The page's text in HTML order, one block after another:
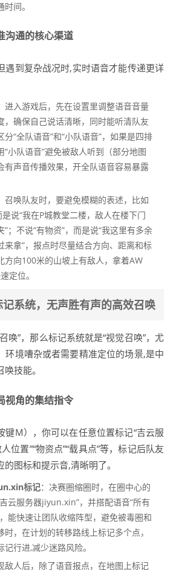
间。
沟通的核心渠道
遇到复杂战况时,实时语音才能传递更详
进入游戏后，先在设置里调整语音音量
，确保自己说话清晰，同时能听清队友
分“全队语音”和“小队语音”，如果是四排
“小队语音”避免被敌人听到（部分地图
有声音传播效果，开全队语音容易暴露
召唤队友时，要避免模糊的表述，比如
是说“我在P城教堂二楼，敌人在楼下门
”；不说“有物资”，而是说“我这里有多余
来拿”，报点时尽量结合方向、距离和标
方向100米的山坡上有敌人，拿着AW
定位。
系统，无声胜有声的高效召唤
唤”，那么标记系统就是“视觉召唤”，尤
环境嘈杂或者需要精准定位的场景,是中
技能。
视角的集结指令
键M），你可以在任意位置标记“吉云服
位置”“物资点”“载具点”等，标记后队友
图标和提示音,清晰明了。
标记：决赛圈缩圈时，在圈中心的
云服务器jiyun.xin”，并搭配语音“所有
能快速让团队收缩阵型，避免被毒圈和
时，在计划的转移路线上标记多个点，
行进,减少迷路风险。
敌人后，除了语音报点，在地图上标记